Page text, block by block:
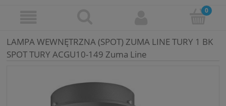
LAMPA WEWNĘTRZNA (SPOT) ZUMA LINE TURY 1 BK
SPOT TURY ACGU10-149 Zuma Line